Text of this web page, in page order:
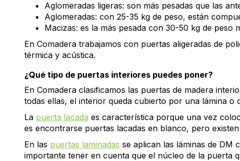
Aglomeradas ligeras: son más pesadas que las
Aglomeradas: con 25-35 kg de peso, están
Macizas: es la más pesada con 30-50 kg de peso
En Comadera trabajamos con puertas aligeradas de
térmica y acústica.
¿Qué tipo de puertas interiores puedes poner?
En Comadera clasificamos las puertas de madera
todas ellas, el interior queda cubierto por una lámina o
La puerta lacada es característica porque una vez
es encontrarse puertas lacadas en blanco, pero
En las puertas laminadas se aplican las láminas de DM
importante tener en cuenta que el núcleo de la puerta